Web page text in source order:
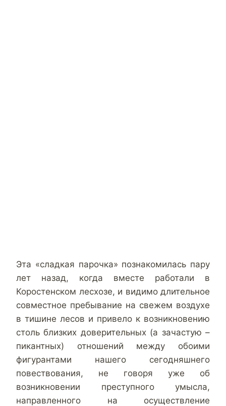
Эта «сладкая парочка» познакомилась пару
лет назад, когда вместе работали в
Коростенском лесхозе, и видимо длительное
совместное пребывание на свежем воздухе
в тишине лесов и привело к возникновению
столь близких доверительных (а зачастую –
пикантных) отношений между обоими
фигурантами нашего сегодняшнего
повествования, не говоря уже об
возникновении преступного умысла,
направленного на осуществление